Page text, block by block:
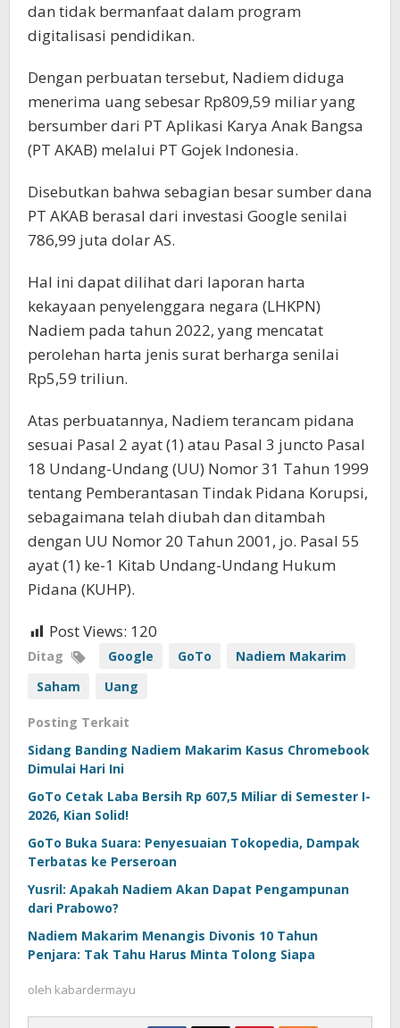
dan tidak bermanfaat dalam program
digitalisasi pendidikan.
Dengan perbuatan tersebut, Nadiem diduga
menerima uang sebesar Rp809,59 miliar yang
bersumber dari PT Aplikasi Karya Anak Bangsa
(PT AKAB) melalui PT Gojek Indonesia.
Disebutkan bahwa sebagian besar sumber dana
PT AKAB berasal dari investasi Google senilai
786,99 juta dolar AS.
Hal ini dapat dilihat dari laporan harta
kekayaan penyelenggara negara (LHKPN)
Nadiem pada tahun 2022, yang mencatat
perolehan harta jenis surat berharga senilai
Rp5,59 triliun.
Atas perbuatannya, Nadiem terancam pidana
sesuai Pasal 2 ayat (1) atau Pasal 3 juncto Pasal
18 Undang-Undang (UU) Nomor 31 Tahun 1999
tentang Pemberantasan Tindak Pidana Korupsi,
sebagaimana telah diubah dan ditambah
dengan UU Nomor 20 Tahun 2001, jo. Pasal 55
ayat (1) ke-1 Kitab Undang-Undang Hukum
Pidana (KUHP).
Post Views: 120
Ditag Google GoTo
Nadiem Makarim
Saham
Uang
Posting Terkait
Sidang Banding Nadiem Makarim Kasus Chromebook
Dimulai Hari Ini
GoTo Cetak Laba Bersih Rp 607,5 Miliar di Semester I-
2026, Kian Solid!
GoTo Buka Suara: Penyesuaian Tokopedia, Dampak
Terbatas ke Perseroan
Yusril: Apakah Nadiem Akan Dapat Pengampunan
dari Prabowo?
Nadiem Makarim Menangis Divonis 10 Tahun
Penjara: Tak Tahu Harus Minta Tolong Siapa
oleh kabardermayu